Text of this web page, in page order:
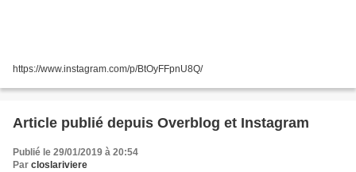
https://www.instagram.com/p/BtOyFFpnU8Q/
Article publié depuis Overblog et Instagram
Publié le 29/01/2019 à 20:54
Par closlariviere